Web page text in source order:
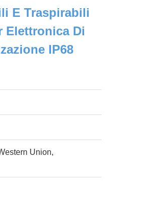
E Traspirabili
Elettronica Di
IP68
Union,